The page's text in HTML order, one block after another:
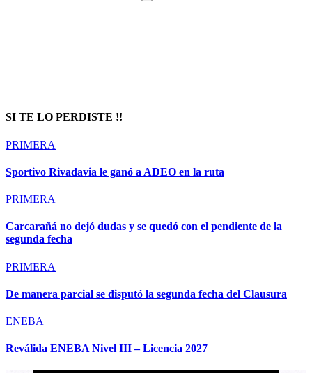
SI TE LO PERDISTE !!
PRIMERA
Sportivo Rivadavia le ganó a ADEO en la ruta
PRIMERA
Carcarañá no dejó dudas y se quedó con el pendiente de la
segunda fecha
PRIMERA
De manera parcial se disputó la segunda fecha del Clausura
ENEBA
Reválida ENEBA Nivel III – Licencia 2027